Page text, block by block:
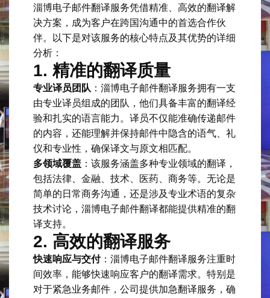
淄博电子邮件翻译服务凭借精准、高效的翻译解
决方案，成为客户在跨国沟通中的首选合作伙
伴。以下是对该服务的核心特点及其优势的详细
分析：
1. 精准的翻译质量
专业译员团队 ：淄博电子邮件翻译服务拥有一支
由专业译员组成的团队，他们具备丰富的翻译经
验和扎实的语言能力。译员不仅能准确传递邮件
的内容，还能理解并保持邮件中隐含的语气、礼
仪和专业性，确保译文与原文相匹配。
多领域覆盖 ：该服务涵盖多种专业领域的翻译，
包括法律、金融、技术、医药、商务等。无论是
简单的日常商务沟通，还是涉及专业术语的复杂
技术讨论，淄博电子邮件翻译都能提供精准的翻
译支持。
2. 高效的翻译服务
快速响应与交付：淄博电子邮件翻译服务注重时
间效率，能够快速响应客户的翻译需求。特别是
对于紧急业务邮件，公司提供加急翻译服务，确